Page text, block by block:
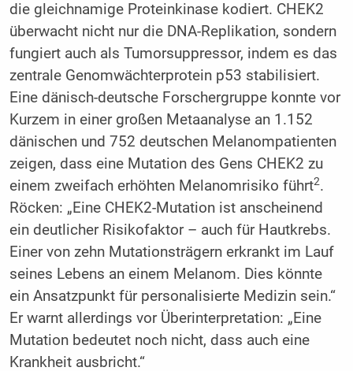
die gleichnamige Proteinkinase kodiert. CHEK2
überwacht nicht nur die DNA-Replikation, sondern
fungiert auch als Tumorsuppressor, indem es das
zentrale Genomwächterprotein p53 stabilisiert.
Eine dänisch-deutsche Forschergruppe konnte vor
Kurzem in einer großen Metaanalyse an 1.152
dänischen und 752 deutschen Melanompatienten
zeigen, dass eine Mutation des Gens CHEK2 zu
einem zweifach erhöhten Melanomrisiko führt2.
Röcken: „Eine CHEK2-Mutation ist anscheinend
ein deutlicher Risikofaktor – auch für Hautkrebs.
Einer von zehn Mutationsträgern erkrankt im Lauf
seines Lebens an einem Melanom. Dies könnte
ein Ansatzpunkt für personalisierte Medizin sein.“
Er warnt allerdings vor Überinterpretation: „Eine
Mutation bedeutet noch nicht, dass auch eine
Krankheit ausbricht.“